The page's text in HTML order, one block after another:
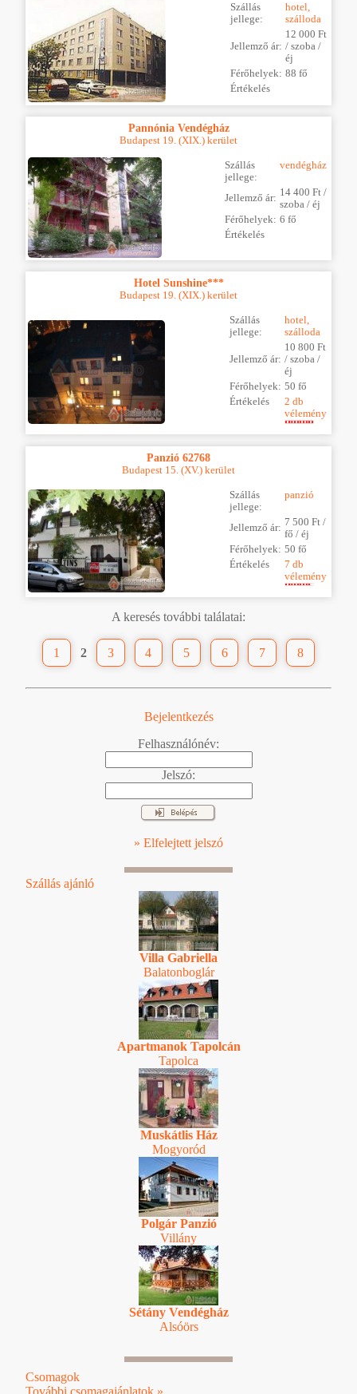
Szállás
jellege:
hotel,
szálloda
Jellemző ár:
12 000 Ft
/ szoba /
éj
Férőhelyek: 88 fő
Értékelés
Pannónia Vendégház
Budapest 19. (XIX.) kerület
Szállás
jellege:
vendégház
Jellemző ár: 14 400 Ft /
szoba / éj
Férőhelyek: 6 fő
Értékelés
Hotel Sunshine***
Budapest 19. (XIX.) kerület
Szállás
jellege:
hotel,
szálloda
Jellemző ár:
10 800 Ft
/ szoba /
éj
Férőhelyek: 50 fő
Értékelés
2 db
vélemény
Panzió 62768
Budapest 15. (XV.) kerület
Szállás
jellege:
panzió
Jellemző ár: 7 500 Ft /
fő / éj
Férőhelyek: 50 fő
Értékelés
7 db
vélemény
A keresés további találatai:
1 2 3 4 5 6 7 8
Bejelentkezés
Felhasználónév:
Jelszó:
» Elfelejtett jelszó
Szállás ajánló
Villa Gabriella
Balatonboglár
Apartmanok Tapolcán
Tapolca
Muskátlis Ház
Mogyoród
Polgár Panzió
Villány
Sétány Vendégház
Alsóörs
Csomagok
További csomagajánlatok »